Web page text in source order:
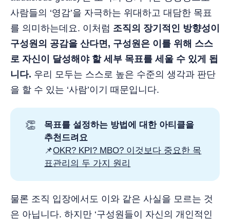
사람들의 ‘영감’을 자극하는 위대하고 대담한 목표
를 의미하는데요. 이처럼 조직의 장기적인 방향성이
구성원의 공감을 산다면, 구성원은 이를 위해 스스
로 자신이 달성해야 할 세부 목표를 세울 수 있게 됩
니다. 우리 모두는 스스로 높은 수준의 생각과 판단
을 할 수 있는 ‘사람’이기 때문입니다.
👏
목표를 설정하는 방법에 대한 아티클을
추천드려요
📌OKR? KPI? MBO? 이것보다 중요한 목
표관리의 두 가지 원리
물론 조직 입장에서도 이와 같은 사실을 모르는 것
은 아닙니다. 하지만 ‘구성원들이 자신의 개인적인